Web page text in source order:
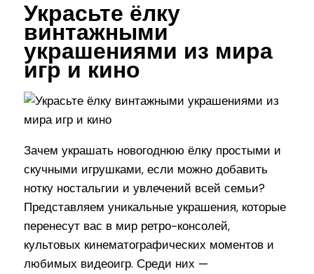
Украсьте ёлку
винтажными
украшениями из мира
игр и кино
Зачем украшать новогоднюю ёлку простыми и
скучными игрушками, если можно добавить
нотку ностальгии и увлечений всей семьи?
Представляем уникальные украшения, которые
перенесут вас в мир ретро-консолей,
культовых кинематографических моментов и
любимых видеоигр. Среди них —